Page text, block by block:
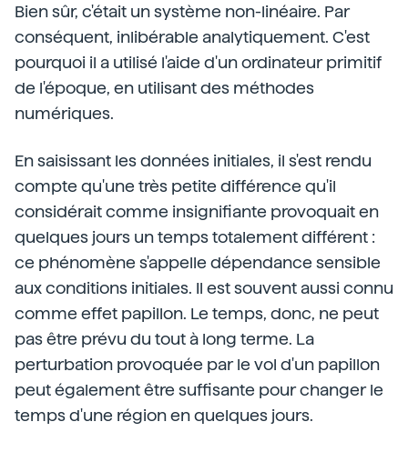
Bien sûr, c'était un système non-linéaire. Par
conséquent, inlibérable analytiquement. C'est
pourquoi il a utilisé l'aide d'un ordinateur primitif
de l'époque, en utilisant des méthodes
numériques.
En saisissant les données initiales, il s'est rendu
compte qu'une très petite différence qu'il
considérait comme insignifiante provoquait en
quelques jours un temps totalement différent :
ce phénomène s'appelle dépendance sensible
aux conditions initiales. Il est souvent aussi connu
comme effet papillon. Le temps, donc, ne peut
pas être prévu du tout à long terme. La
perturbation provoquée par le vol d'un papillon
peut également être suffisante pour changer le
temps d'une région en quelques jours.